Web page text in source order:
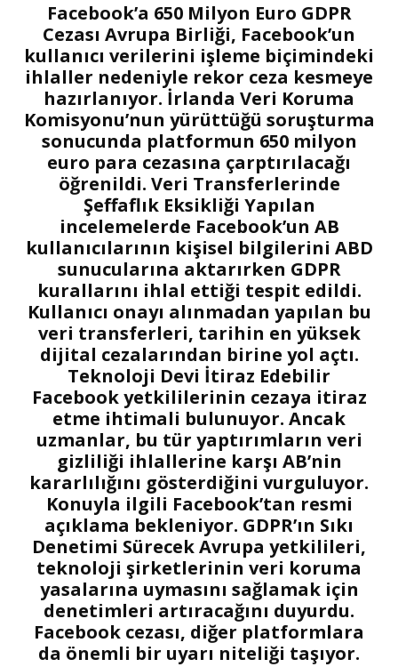
Facebook’a 650 Milyon Euro GDPR
Cezası Avrupa Birliği, Facebook’un
kullanıcı verilerini işleme biçimindeki
ihlaller nedeniyle rekor ceza kesmeye
hazırlanıyor. İrlanda Veri Koruma
Komisyonu’nun yürüttüğü soruşturma
sonucunda platformun 650 milyon
euro para cezasına çarptırılacağı
öğrenildi. Veri Transferlerinde
Şeffaflık Eksikliği Yapılan
incelemelerde Facebook’un AB
kullanıcılarının kişisel bilgilerini ABD
sunucularına aktarırken GDPR
kurallarını ihlal ettiği tespit edildi.
Kullanıcı onayı alınmadan yapılan bu
veri transferleri, tarihin en yüksek
dijital cezalarından birine yol açtı.
Teknoloji Devi İtiraz Edebilir
Facebook yetkililerinin cezaya itiraz
etme ihtimali bulunuyor. Ancak
uzmanlar, bu tür yaptırımların veri
gizliliği ihlallerine karşı AB’nin
kararlılığını gösterdiğini vurguluyor.
Konuyla ilgili Facebook’tan resmi
açıklama bekleniyor. GDPR’ın Sıkı
Denetimi Sürecek Avrupa yetkilileri,
teknoloji şirketlerinin veri koruma
yasalarına uymasını sağlamak için
denetimleri artıracağını duyurdu.
Facebook cezası, diğer platformlara
da önemli bir uyarı niteliği taşıyor.